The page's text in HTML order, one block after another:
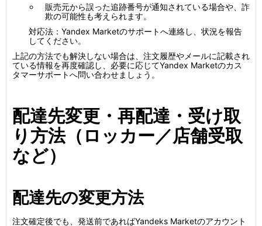
販売元から誤った追跡番号が通知されている場合や、詐
欺の可能性も考えられます。
対応法：Yandex Marketのサポートへ連絡し、状況を報告
してください。
上記の方法でも解決しない場合は、注文履歴やメールに記載され
ている情報を再度確認し、必要に応じてYandex Marketのカス
タマーサポートへ問い合わせましょう。
配達先変更・再配達・受け取
り方法（ロッカー／店舗受取
など）
配達先の変更方法
注文確定後でも、発送前であればYandeks Marketのアカウント